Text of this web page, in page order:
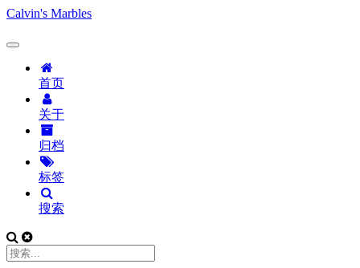
Calvin's Marbles
首页
关于
归档
标签
搜索